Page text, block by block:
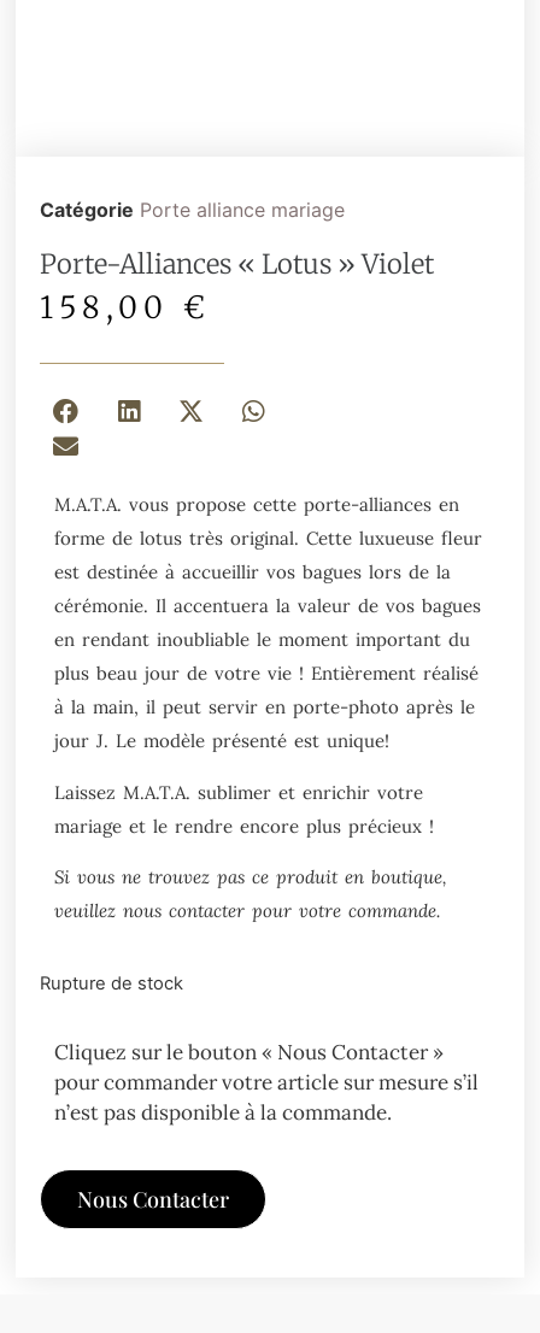
Catégorie Porte alliance mariage
Porte-Alliances « Lotus » Violet
158,00 €
M.A.T.A. vous propose cette porte-alliances en
forme de lotus très original. Cette luxueuse fleur
est destinée à accueillir vos bagues lors de la
cérémonie. Il accentuera la valeur de vos bagues
en rendant inoubliable le moment important du
plus beau jour de votre vie ! Entièrement réalisé
à la main, il peut servir en porte-photo après le
jour J. Le modèle présenté est unique!
Laissez M.A.T.A. sublimer et enrichir votre
mariage et le rendre encore plus précieux !
Si vous ne trouvez pas ce produit en boutique,
veuillez nous contacter pour votre commande.
Rupture de stock
Cliquez sur le bouton « Nous Contacter »
pour commander votre article sur mesure s’il
n’est pas disponible à la commande.
Nous Contacter